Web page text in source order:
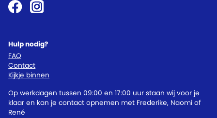
Hulp nodig?
FAQ
Contact
Kijkje binnen
Op werkdagen tussen 09:00 en 17:00 uur staan wij voor je
klaar en kan je contact opnemen met Frederike, Naomi of
René